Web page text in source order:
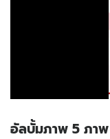
อัลบั้มภาพ 5 ภาพ